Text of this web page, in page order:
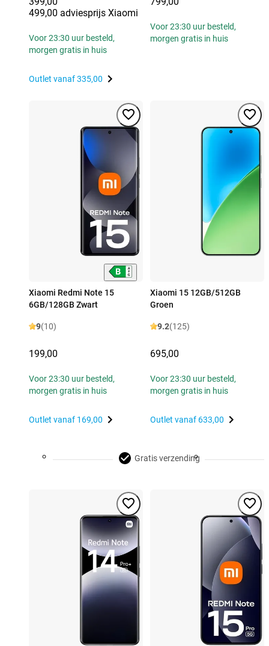
499,00 adviesprijs Xiaomi
Voor 23:30 uur besteld,
morgen gratis in huis
Outlet vanaf335,00
Voor 23:30 uur besteld,
morgen gratis in huis
Xiaomi Redmi Note 15
6GB/128GB Zwart
9(10)
199,00
Voor 23:30 uur besteld,
morgen gratis in huis
Outlet vanaf 169,00
Xiaomi 15 12GB/512GB
Groen
9.2(125)
695,00
Voor 23:30 uur besteld,
morgen gratis in huis
Outlet vanaf 633,00
Gratis verzending